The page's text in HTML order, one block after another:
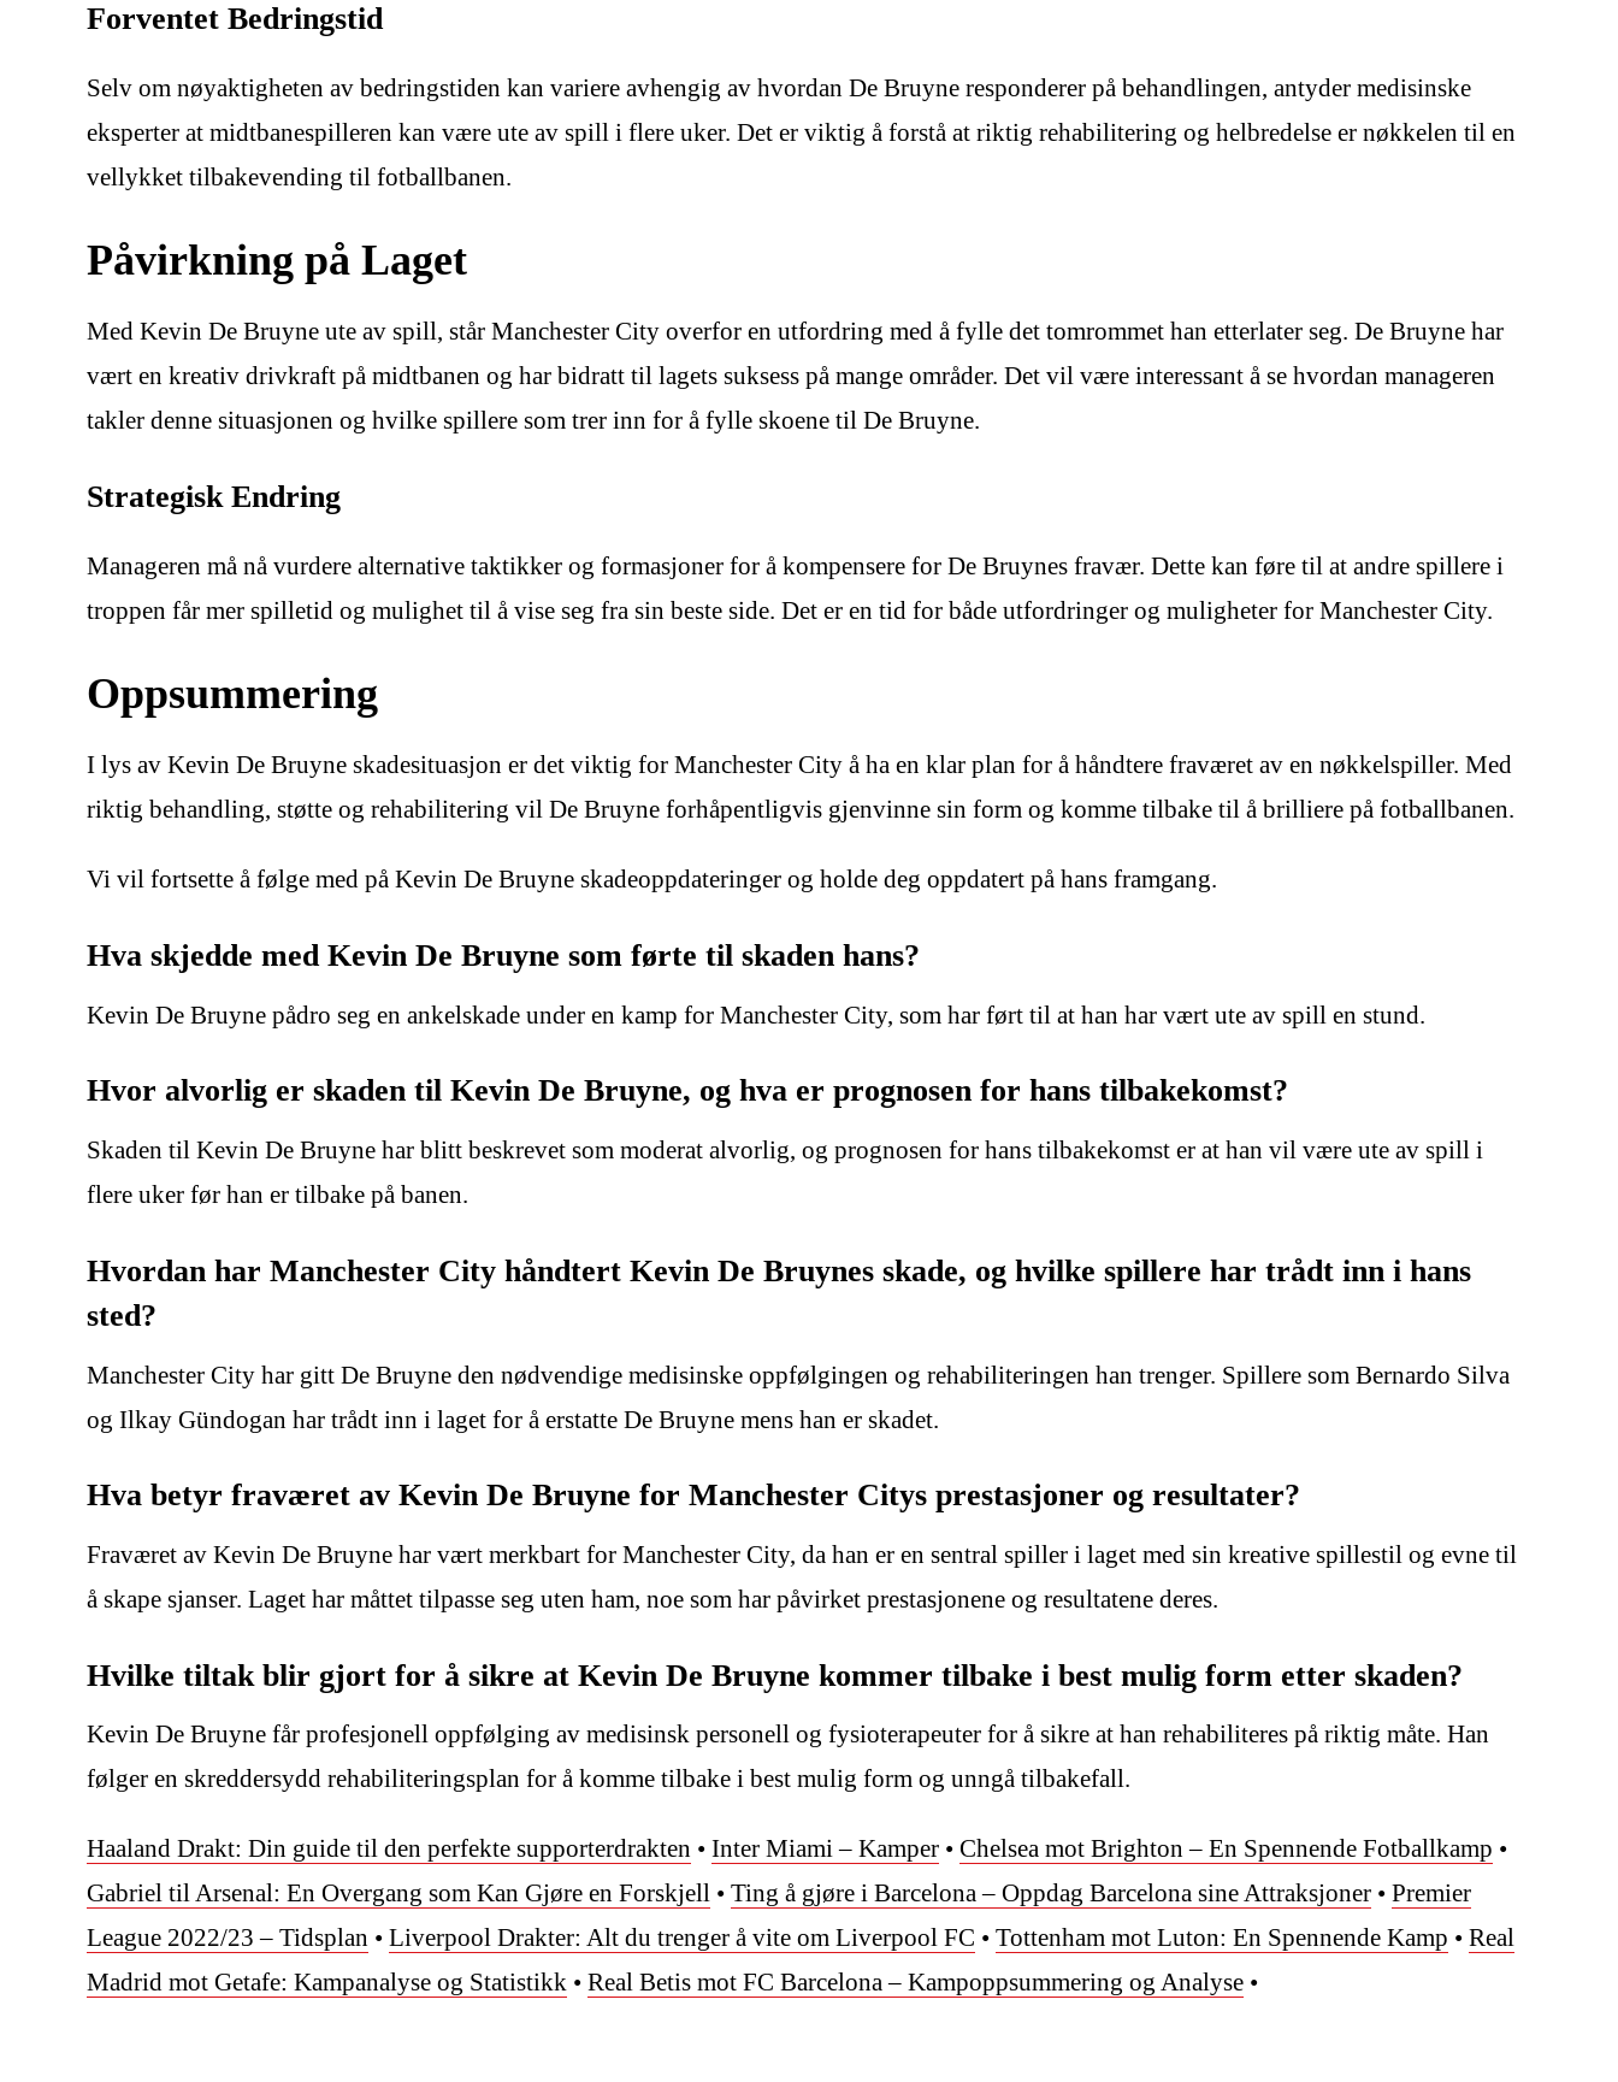
Forventet Bedringstid
Selv om nøyaktigheten av bedringstiden kan variere avhengig av hvordan De Bruyne responderer på behandlingen, antyder medisinske
eksperter at midtbanespilleren kan være ute av spill i flere uker. Det er viktig å forstå at riktig rehabilitering og helbredelse er nøkkelen til en
vellykket tilbakevending til fotballbanen.
Påvirkning på Laget
Med Kevin De Bruyne ute av spill, står Manchester City overfor en utfordring med å fylle det tomrommet han etterlater seg. De Bruyne har
vært en kreativ drivkraft på midtbanen og har bidratt til lagets suksess på mange områder. Det vil være interessant å se hvordan manageren
takler denne situasjonen og hvilke spillere som trer inn for å fylle skoene til De Bruyne.
Strategisk Endring
Manageren må nå vurdere alternative taktikker og formasjoner for å kompensere for De Bruynes fravær. Dette kan føre til at andre spillere i
troppen får mer spilletid og mulighet til å vise seg fra sin beste side. Det er en tid for både utfordringer og muligheter for Manchester City.
Oppsummering
I lys av Kevin De Bruyne skadesituasjon er det viktig for Manchester City å ha en klar plan for å håndtere fraværet av en nøkkelspiller. Med
riktig behandling, støtte og rehabilitering vil De Bruyne forhåpentligvis gjenvinne sin form og komme tilbake til å brilliere på fotballbanen.
Vi vil fortsette å følge med på Kevin De Bruyne skadeoppdateringer og holde deg oppdatert på hans framgang.
Hva skjedde med Kevin De Bruyne som førte til skaden hans?
Kevin De Bruyne pådro seg en ankelskade under en kamp for Manchester City, som har ført til at han har vært ute av spill en stund.
Hvor alvorlig er skaden til Kevin De Bruyne, og hva er prognosen for hans tilbakekomst?
Skaden til Kevin De Bruyne har blitt beskrevet som moderat alvorlig, og prognosen for hans tilbakekomst er at han vil være ute av spill i
flere uker før han er tilbake på banen.
Hvordan har Manchester City håndtert Kevin De Bruynes skade, og hvilke spillere har trådt inn i hans
sted?
Manchester City har gitt De Bruyne den nødvendige medisinske oppfølgingen og rehabiliteringen han trenger. Spillere som Bernardo Silva
og Ilkay Gündogan har trådt inn i laget for å erstatte De Bruyne mens han er skadet.
Hva betyr fraværet av Kevin De Bruyne for Manchester Citys prestasjoner og resultater?
Fraværet av Kevin De Bruyne har vært merkbart for Manchester City, da han er en sentral spiller i laget med sin kreative spillestil og evne til
å skape sjanser. Laget har måttet tilpasse seg uten ham, noe som har påvirket prestasjonene og resultatene deres.
Hvilke tiltak blir gjort for å sikre at Kevin De Bruyne kommer tilbake i best mulig form etter skaden?
Kevin De Bruyne får profesjonell oppfølging av medisinsk personell og fysioterapeuter for å sikre at han rehabiliteres på riktig måte. Han
følger en skreddersydd rehabiliteringsplan for å komme tilbake i best mulig form og unngå tilbakefall.
Haaland Drakt: Din guide til den perfekte supporterdrakten • Inter Miami – Kamper • Chelsea mot Brighton – En Spennende Fotballkamp •
Gabriel til Arsenal: En Overgang som Kan Gjøre en Forskjell • Ting å gjøre i Barcelona – Oppdag Barcelona sine Attraksjoner • Premier
League 2022/23 – Tidsplan • Liverpool Drakter: Alt du trenger å vite om Liverpool FC • Tottenham mot Luton: En Spennende Kamp • Real
Madrid mot Getafe: Kampanalyse og Statistikk • Real Betis mot FC Barcelona – Kampoppsummering og Analyse •